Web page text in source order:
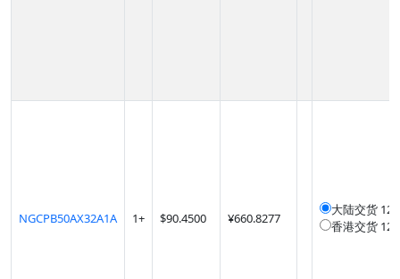
NGCPB50AX32A1A 1+ $90.4500 ¥660.8277
大陆交货
香港交货